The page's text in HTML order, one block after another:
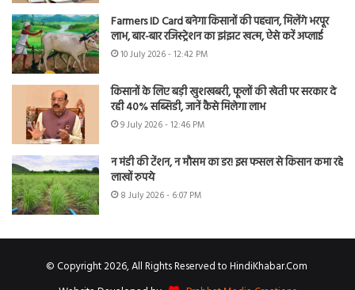
Farmers ID Card बनेगा किसानों की पहचान, मिलेंगे भरपूर
लाभ, बार-बार रजिस्ट्रेशन का झंझट खत्म, ऐसे करें अप्लाई
10 July 2026 - 12:42 PM
किसानों के लिए बड़ी खुशखबरी, फूलों की खेती पर सरकार दे
रही 40% सब्सिडी, जानें कैसे मिलेगा लाभ
9 July 2026 - 12:46 PM
न मंडी की टेंशन, न मौसम का डर! इस फसल से किसान कमा रहे
लाखों रुपये
8 July 2026 - 6:07 PM
© Copyright 2026, All Rights Reserved to HindiKhabar.Com